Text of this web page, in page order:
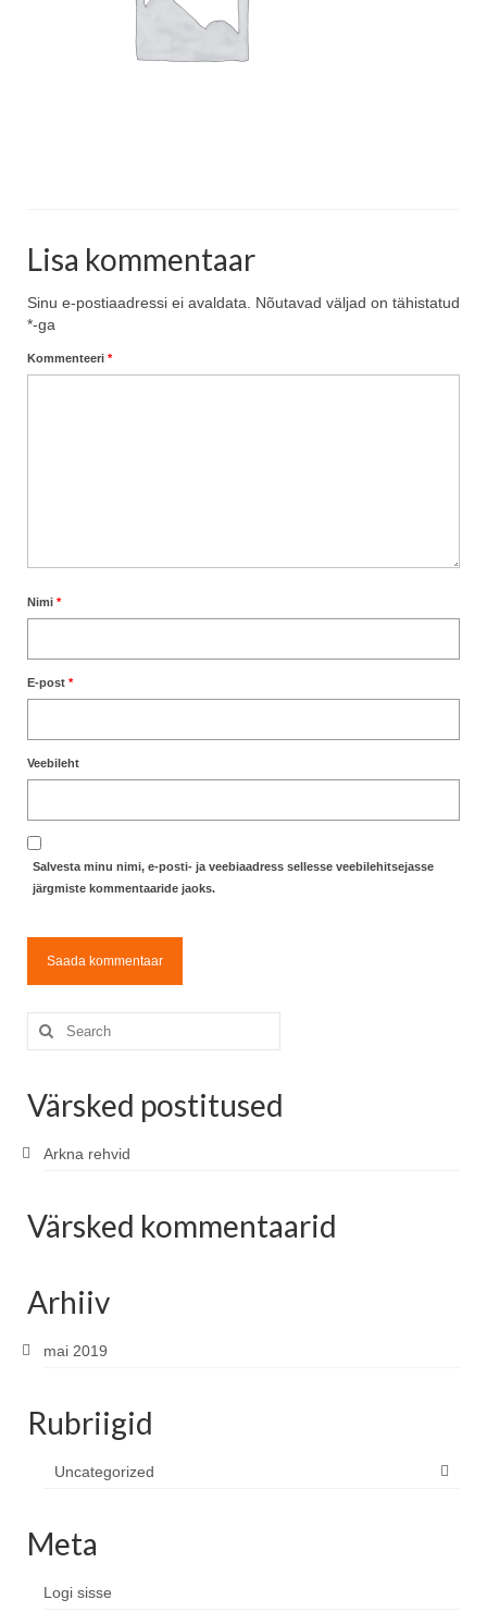
Blog
Lisa kommentaar
Sinu e-postiaadressi ei avaldata.
Nõutavad väljad on tähistatud
*-ga
Kommenteeri *
Nimi *
E-post *
Veebileht
Salvesta minu nimi, e-posti- ja veebiaadress sellesse veebilehitsejasse
järgmiste kommentaaride jaoks.
Search
for:
Värsked postitused
Arkna rehvid
Värsked kommentaarid
Arhiiv
mai 2019
Rubriigid
Uncategorized
Meta
Logi sisse